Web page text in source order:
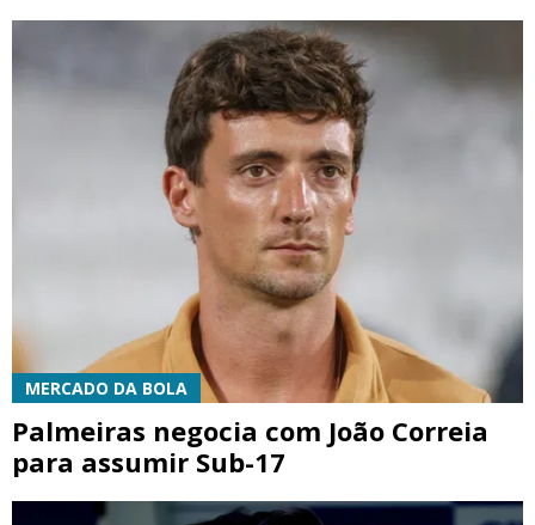
MERCADO DA BOLA
Palmeiras negocia com João Correia
para assumir Sub-17